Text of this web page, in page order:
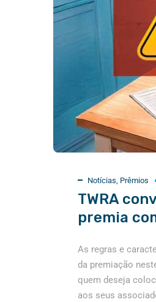
Notícias, Prêmios
TWRA
premia
As regras e
da premiação
quem deseja
aos seus